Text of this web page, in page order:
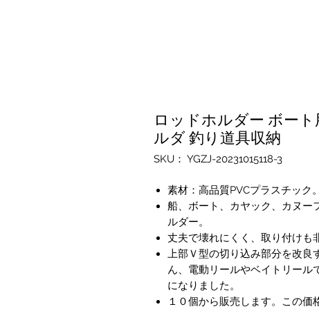
ロッドホルダー ボー
ルダ 釣り道具収納
SKU： YGZJ-20231015118-3
素材：高品質PVCプラスチック。
船、ボート、カヤック、カヌー
ルダー。
丈夫で壊れにくく、取り付けも
上部Ｖ型の切り込み部分を改
ん、電動リールやベイトリール
になりました。
１０個から販売します。この価